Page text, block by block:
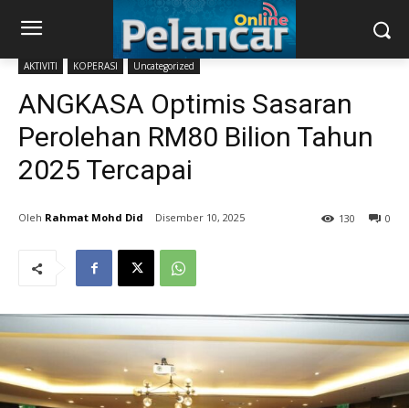
AKTIVITI KOPERASI Uncategorized
ANGKASA Optimis Sasaran
Perolehan RM80 Bilion Tahun
2025 Tercapai
Rahmat Mohd Did Disember 10, 2025 0
130